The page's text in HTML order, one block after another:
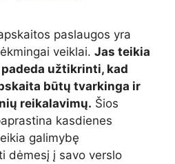
paslaugos yra
veiklai. Jas teikia
užtikrinti, kad
būtų tvarkinga ir
reikalavimų. Šios
kasdienes
galimybę
dėmesį į savo verslo